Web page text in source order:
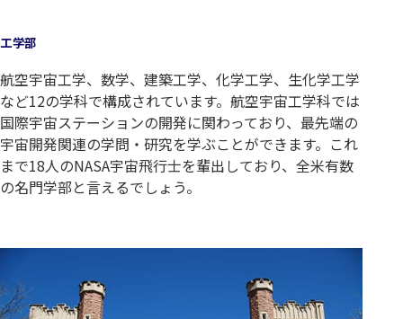
工学部
航空宇宙工学、数学、建築工学、化学工学、生化学工学
など12の学科で構成されています。航空宇宙工学科では
国際宇宙ステーションの開発に関わっており、最先端の
宇宙開発関連の学問・研究を学ぶことができます。これ
まで18人のNASA宇宙飛行士を輩出しており、全米有数
の名門学部と言えるでしょう。